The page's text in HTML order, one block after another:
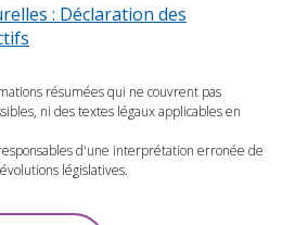
: Déclaration des
résumées qui ne couvrent pas
ni des textes légaux applicables en
d'une interprétation erronée de
législatives.